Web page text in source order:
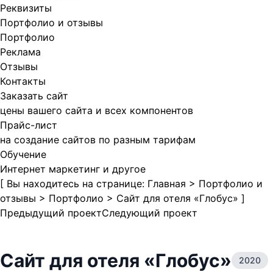
Реквизиты
Портфолио и отзывы
Портфолио
Реклама
Отзывы
Контакты
Заказать сайт
цены вашего сайта и всех компонентов
Прайс-лист
на создание сайтов по разным тарифам
Обучение
Интернет маркетинг и другое
[ Вы находитесь на странице: Главная > Портфолио и
отзывы > Портфолио > Сайт для отеля «Глобус» ]
Предыдущий проектСледующий проект
Сайт для отеля «Глобус» 2020